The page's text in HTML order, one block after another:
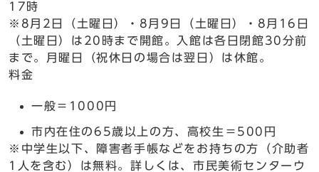
17時
※8月2日（土曜日）・8月9日（土曜日）・8月16日
（土曜日）は20時まで開館。入館は各日閉館30分前
まで。月曜日（祝休日の場合は翌日）は休館。
料金
一般＝1000円
市内在住の65歳以上の方、高校生＝500円
※中学生以下、障害者手帳などをお持ちの方（介助者
1人を含む）は無料。詳しくは、市民美術センターウ